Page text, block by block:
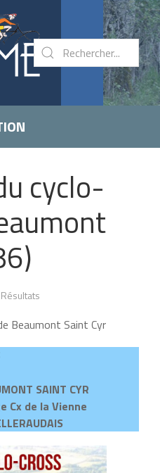
cyclo-
Beaumont Saint Cyr
SAINT CYR
Cx de la Vienne